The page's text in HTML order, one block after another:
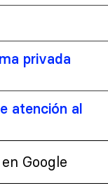
privada
atención al
Google